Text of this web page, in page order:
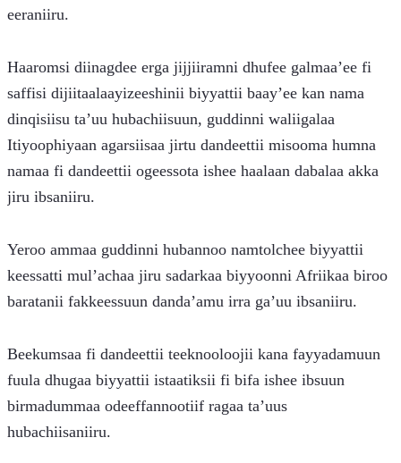
eeraniiru.
Haaromsi diinagdee erga jijjiiramni dhufee galmaa’ee fi
saffisi dijiitaalaayizeeshinii biyyattii baay’ee kan nama
dinqisiisu ta’uu hubachiisuun, guddinni waliigalaa
Itiyoophiyaan agarsiisaa jirtu dandeettii misooma humna
namaa fi dandeettii ogeessota ishee haalaan dabalaa akka
jiru ibsaniiru.
Yeroo ammaa guddinni hubannoo namtolchee biyyattii
keessatti mul’achaa jiru sadarkaa biyyoonni Afriikaa biroo
baratanii fakkeessuun danda’amu irra ga’uu ibsaniiru.
Beekumsaa fi dandeettii teeknooloojii kana fayyadamuun
fuula dhugaa biyyattii istaatiksii fi bifa ishee ibsuun
birmadummaa odeeffannootiif ragaa ta’uus
hubachiisaniiru.